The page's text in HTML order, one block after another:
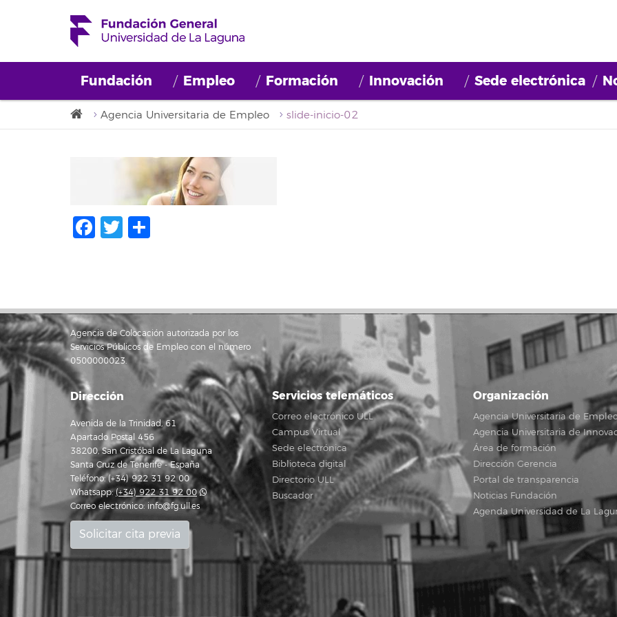
Fundación Empleo Formación Innovación Sede electrónica
Agencia Universitaria de Empleo slide-inicio-02
Facebook
Twitter
Agencia de Colocación autorizada por los
Servicios Públicos de Empleo con el número
0500000023.
Dirección
Avenida de la Trinidad, 61
Apartado Postal 456
38200, San Cristóbal de La Laguna
Santa Cruz de Tenerife - España
Teléfono: (+34) 922 31 92 00
Whatsapp:(+34) 922 31 92 00
Correo electrónico: info@fg.ull.es
Solicitar cita previa
Servicios telemáticos
Correo electrónico ULL
Campus Virtual
Sede electrónica
Biblioteca digital
Directorio ULL
Buscador
Organización
Agencia Universitaria de
Agencia Universitaria de
Área de formación
Dirección Gerencia
Portal de transparencia
Noticias Fundación
Agenda Universidad de La